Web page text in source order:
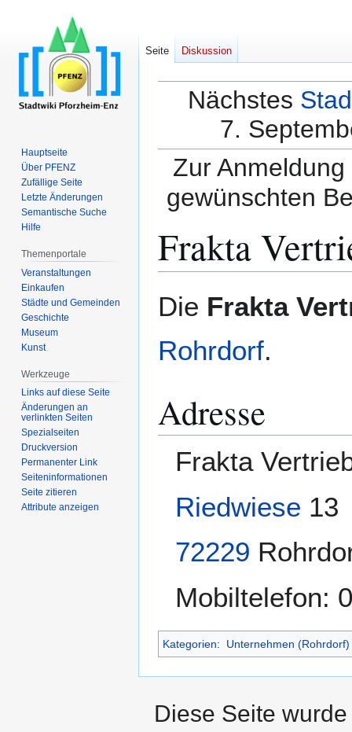
Nächstes
7.
Zur
gewünschten
Frakta
Navigation
Suche
Die Frakta
Rohrdorf.
Adresse
Frakta
Riedwiese 13
72229
Mobiltelefon:
Kategorien: Unternehmen (Rohrdorf)
Seite Diskussion
Hauptseite
Über PFENZ
Zufällige Seite
Letzte Änderungen
Semantische Suche
Hilfe
Themenportale
Veranstaltungen
Einkaufen
Städte und Gemeinden
Geschichte
Museum
Kunst
Werkzeuge
Links auf diese Seite
Änderungen an
verlinkten Seiten
Spezialseiten
Druckversion
Permanenter Link
Seiten­­informationen
Seite zitieren
Attribute anzeigen
Diese Seite